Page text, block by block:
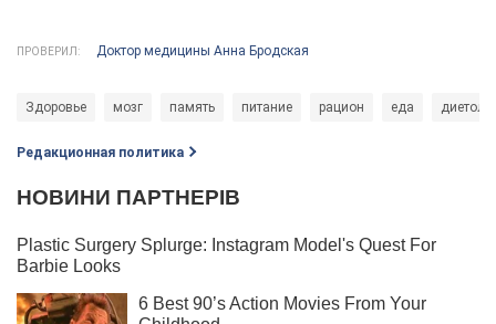
ПРОВЕРИЛ: Доктор медицины Анна Бродская
Здоровье мозг память питание рацион еда
Редакционная политика